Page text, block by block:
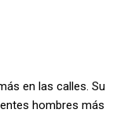
en las calles. Su
hombres más